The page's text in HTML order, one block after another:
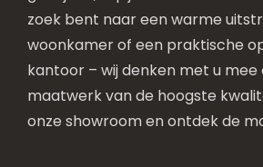
zoek bent naar een warme
woonkamer of een praktische
kantoor – wij denken met u mee
maatwerk van de hoogste
onze showroom en ontdek de